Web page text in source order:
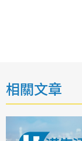
相關文章